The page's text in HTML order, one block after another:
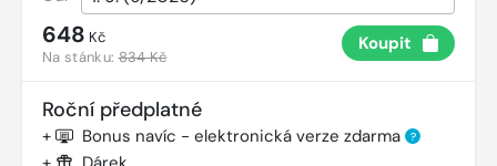
648 Kč
Na stánku:834 Kč
Koupit
Roční předplatné
+ Bonus navíc - elektronická verze zdarma ?